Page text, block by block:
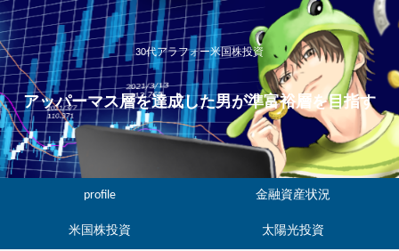
30代アラフォー米国株投資
アッパーマス層を達成した男が準富裕層を目指す
profile 金融資産状況
米国株投資 太陽光投資